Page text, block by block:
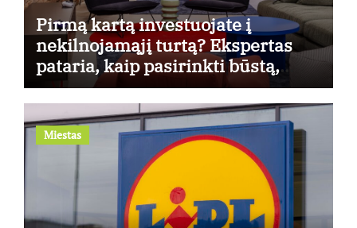
Pirmą kartą investuojate į
nekilnojamąjį turtą? Ekspertas
pataria, kaip pasirinkti būstą,
kuris generuos grąžą
Miestas